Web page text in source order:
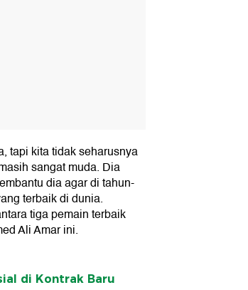
tapi kita tidak seharusnya
sangat muda. Dia
dia agar di tahun-
terbaik di dunia.
tiga pemain terbaik
Ali Amar ini.
di Kontrak Baru